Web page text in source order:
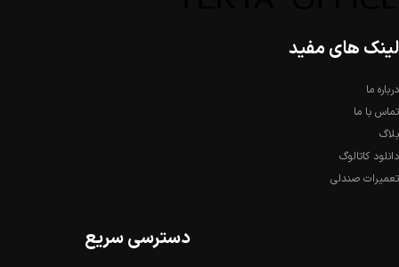
لینک های مفید
درباره ما
تماس با ما
بلاگ
دانلود کاتالوگ
تعمیرات صندلی
دسترسی سریع